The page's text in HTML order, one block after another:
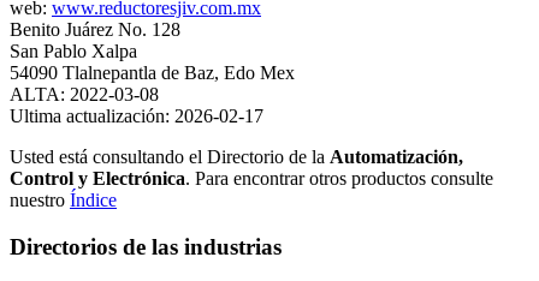
web: www.reductoresjiv.com.mx
Benito Juárez No. 128
San Pablo Xalpa
54090 Tlalnepantla de Baz, Edo Mex
ALTA: 2022-03-08
Ultima actualización: 2026-02-17
Usted está consultando el Directorio de la Automatización,
Control y Electrónica. Para encontrar otros productos consulte
nuestro Índice
Directorios de las industrias